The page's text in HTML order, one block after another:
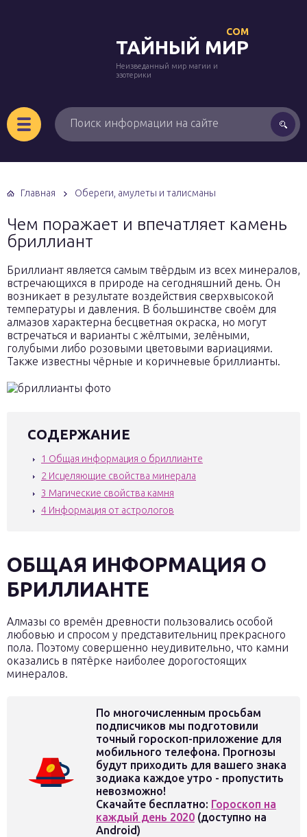
ТАЙНЫЙ МИР
COM
Неизведанный мир магии и
эзотерики
Главная Обереги, амулеты и талисманы
Чем поражает и впечатляет камень
бриллиант
Бриллиант является самым твёрдым из всех минералов,
встречающихся в природе на сегодняшний день. Он
возникает в результате воздействия сверхвысокой
температуры и давления. В большинстве своём для
алмазов характерна бесцветная окраска, но могут
встречаться и варианты с жёлтыми, зелёными,
голубыми либо розовыми цветовыми вариациями.
Также известны чёрные и коричневые бриллианты.
СОДЕРЖАНИЕ
1 Общая информация о бриллианте
2 Исцеляющие свойства минерала
3 Магические свойства камня
4 Информация от астрологов
ОБЩАЯ ИНФОРМАЦИЯ О
БРИЛЛИАНТЕ
Алмазы со времён древности пользовались особой
любовью и спросом у представительниц прекрасного
пола. Поэтому совершенно неудивительно, что камни
оказались в пятёрке наиболее дорогостоящих
минералов.
По многочисленным просьбам
подписчиков мы подготовили
точный гороскоп-приложение для
мобильного телефона. Прогнозы
будут приходить для вашего знака
зодиака каждое утро - пропустить
невозможно!
Скачайте бесплатно: Гороскоп на
каждый день 2020 (доступно на
Android)